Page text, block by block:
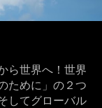
ら世界へ！世界
ために」の２つ
してグローバル